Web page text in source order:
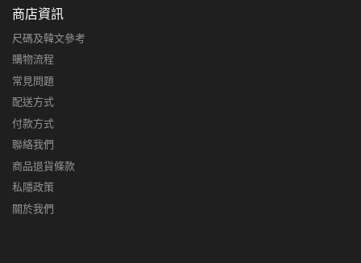
商店資訊
尺碼及韓文參考
購物流程
常見問題
配送方式
付款方式
聯絡我們
商品退貨條款
私隱政策
關於我們